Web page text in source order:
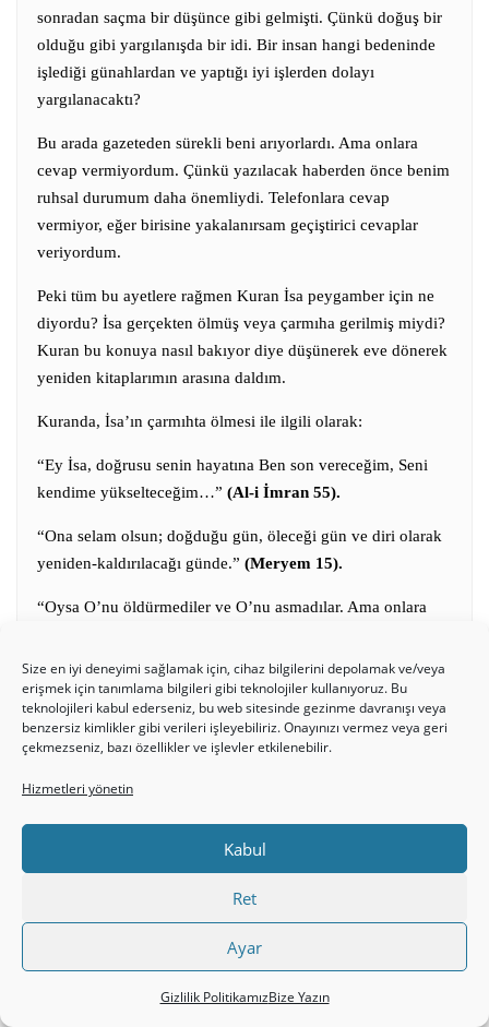
Size en iyi deneyimi sağlamak için, cihaz bilgilerini depolamak ve/veya
erişmek için tanımlama bilgileri gibi teknolojiler kullanıyoruz. Bu
teknolojileri kabul ederseniz, bu web sitesinde gezinme davranışı veya
benzersiz kimlikler gibi verileri işleyebiliriz. Onayınızı vermez veya geri
çekmezseniz, bazı özellikler ve işlevler etkilenebilir.
Hizmetleri yönetin
Kabul
Ret
Ayar
Gizlilik PolitikamızBize Yazın
sonradan saçma bir düşünce gibi gelmişti. Çünkü doğuş bir
olduğu gibi yargılanışda bir idi. Bir insan hangi bedeninde
işlediği günahlardan ve yaptığı iyi işlerden dolayı
yargılanacaktı?
Bu arada gazeteden sürekli beni arıyorlardı. Ama onlara
cevap vermiyordum. Çünkü yazılacak haberden önce benim
ruhsal durumum daha önemliydi. Telefonlara cevap
vermiyor, eğer birisine yakalanırsam geçiştirici cevaplar
veriyordum.
Peki tüm bu ayetlere rağmen Kuran İsa peygamber için ne
diyordu? İsa gerçekten ölmüş veya çarmıha gerilmiş miydi?
Kuran bu konuya nasıl bakıyor diye düşünerek eve dönerek
yeniden kitaplarımın arasına daldım.
Kuranda, İsa’ın çarmıhta ölmesi ile ilgili olarak:
“Ey İsa, doğrusu senin hayatına Ben son vereceğim, Seni
kendime yükselteceğim…” (Al-i İmran 55).
“Ona selam olsun; doğduğu gün, öleceği gün ve diri olarak
yeniden-kaldırılacağı günde.” (Meryem 15).
“Oysa O’nu öldürmediler ve O’nu asmadılar. Ama onlara
… Allah O’nu kendine yükseltti.” (Nisa 157-158).
“Nerede olursam (olayım,) beni kutlu kıldı ve hayat
sürdüğüm müddetçe bana namazı ve zekatı vasiyet (emr)
(Meryem 31).
İsa Peygamber zekatını onlara mı veriyordu?.. Yok eğer hala
olmadığına, zekat da vermediğini kabul edersem gerçekten
ölmüş olduğuna inanmam gerekiyordu.